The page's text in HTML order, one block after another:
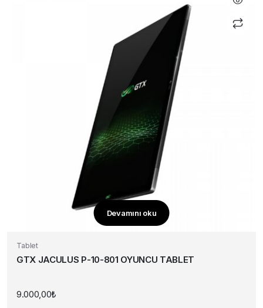
Devamını oku
Tablet
GTX JACULUS P-10-801 OYUNCU TABLET
9.000,00₺